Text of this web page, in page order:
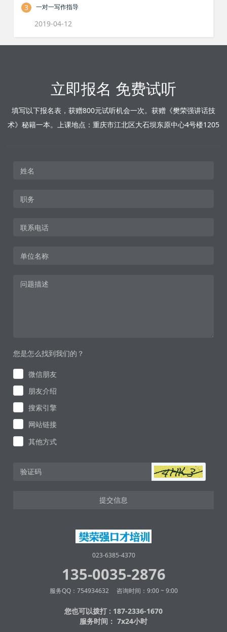
3
一对一写作指导
2019-04-12
立即报名 免费试听
填写以下报名表，获赠800元试听机会一次。获赠《樊荣强讲话技
术》秘籍一本。上课地点：重庆市江北区大石坝东原中心4号楼1205
您是怎么找到我们的？
微信朋友
朋友介绍
搜索引擎
网站链接
其他方式
提交信息
023-6385-4370
135-0035-2876
服务QQ：754934632 咨询时间：9:00 ~ 9:00
您也可以拨打 : 187-2336-1670
服务时间： 7x24小时